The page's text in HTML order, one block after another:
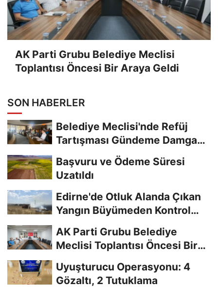
AK Parti Grubu Belediye Meclisi
Toplantısı Öncesi Bir Araya Geldi
SON HABERLER
Belediye Meclisi'nde Refüj
Tartışması Gündeme Damga
Başvuru ve Ödeme Süresi
Uzatıldı
Edirne'de Otluk Alanda Çıkan
Yangın Büyümeden Kontrol
AK Parti Grubu Belediye
Meclisi Toplantısı Öncesi Bir
Uyuşturucu Operasyonu: 4
Gözaltı, 2 Tutuklama